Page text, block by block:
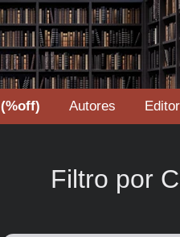
(%off) Autores
Filtro por